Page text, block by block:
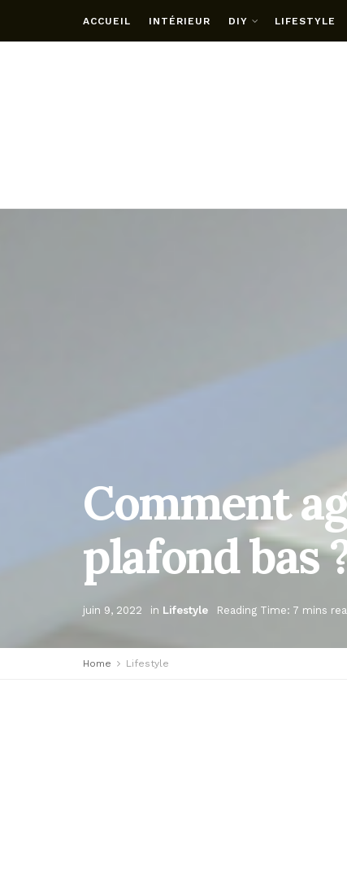
ACCUEIL INTÉRIEUR DIY LIFESTYLE
Comment
plafond bas
juin 9, 2022 in Lifestyle Reading Time: 7 mins
Home Lifestyle